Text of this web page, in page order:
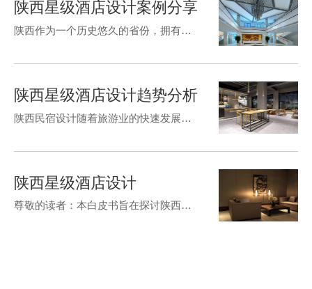
陕西星级酒店设计案例分享
陕西作为一个历史悠久的省份，拥有着丰富的文化遗产和独特的地域风情。在旅游业兴起的当下，越来越多的人前往陕西旅游，这也促进了陕西酒店业的发展。我要分享的是陕西一些好的酒店设计案例。
陕西星级酒店设计趋势分析
陕西民宿设计随着旅游业的快速发展，人们对于酒店住宿的需求与日俱增。作为陕西省的旅游重镇，酒店的数量也不断增多，而在设计方面也有了更高的要求。本文将对陕西..酒店设计趋势进行分析。首先，环保和可持续性是...…
陕西星级酒店设计
尊敬的读者：本白皮书旨在探讨陕西酒店设计的相关问题，包括设计理念、空间布局、景观设计和材料选择等方面。我们希望通过对这些问题的深入研究和分析，为陕西酒店的设计提供有价值的参考。一、设计理念陕西作为一个.…